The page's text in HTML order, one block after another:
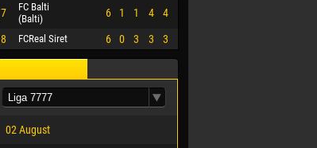
7
FC Balti
(Balti)
6 1 1 4 4
8 FCReal Siret 6 0 3 3 3
02 August